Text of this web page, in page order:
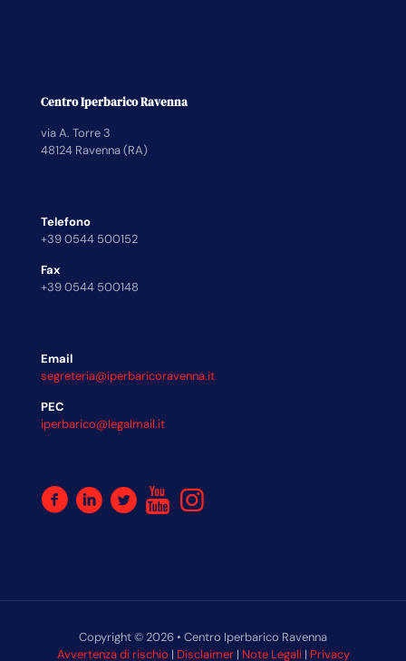
Centro Iperbarico Ravenna
via A. Torre 3
48124 Ravenna (RA)
Telefono
+39 0544 500152
Fax
+39 0544 500148
Email
segreteria@iperbaricoravenna.it
PEC
iperbarico@legalmail.it
Copyright © 2026 • Centro Iperbarico Ravenna
Avvertenza di rischio | Disclaimer| Note Legali| Privacy